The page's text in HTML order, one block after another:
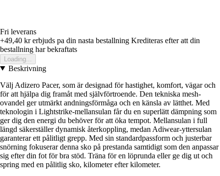
Fri leverans
+49,40 krerbjuds pa din nasta bestallning Krediteras efter att din
bestallning har bekraftats
Loading...
Beskrivning
Välj Adizero Pacer, som är designad för hastighet, komfort, vägar och
för att hjälpa dig framåt med självförtroende. Den tekniska mesh-
ovandel ger utmärkt andningsförmåga och en känsla av lätthet. Med
teknologin i Lightstrike-mellansulan får du en superlätt dämpning som
ger dig den energi du behöver för att öka tempot. Mellansulan i full
längd säkerställer dynamisk återkoppling, medan Adiwear-yttersulan
garanterar ett pålitligt grepp. Med sin standardpassform och justerbar
snörning fokuserar denna sko på prestanda samtidigt som den anpassar
sig efter din fot för bra stöd. Träna för en löprunda eller ge dig ut och
spring med en pålitlig sko, kilometer efter kilometer.